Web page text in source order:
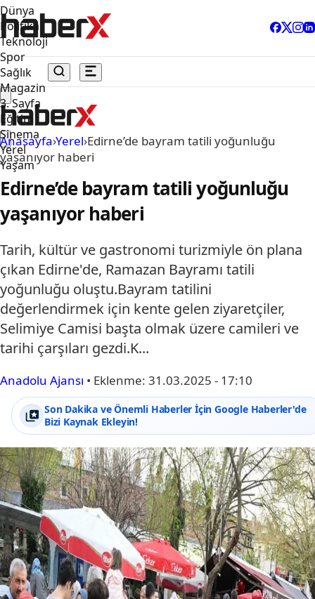
Dünya
Politika
Teknoloji
Spor
Sağlık
Magazin
3. Sayfa
Eğitim
Sinema
Yerel
Yaşam
Anasayfa›Yerel›Edirne’de bayram tatili yoğunluğu
yaşanıyor haberi
Edirne’de bayram tatili yoğunluğu
yaşanıyor haberi
Tarih, kültür ve gastronomi turizmiyle ön plana
çıkan Edirne'de, Ramazan Bayramı tatili
yoğunluğu oluştu.Bayram tatilini
değerlendirmek için kente gelen ziyaretçiler,
Selimiye Camisi başta olmak üzere camileri ve
tarihi çarşıları gezdi.K...
Anadolu Ajansı • Eklenme: 31.03.2025 - 17:10
Son Dakika ve Önemli Haberler İçin Google Haberler'de
Bizi Kaynak Ekleyin!